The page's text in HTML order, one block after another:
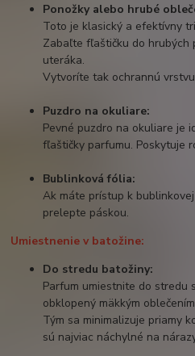
Ponožky alebo hrubé
Toto je klasický a efektívny
Zabaľte fľaštičku do hrubých
uteráka.
Vytvoríte tak ochrannú
Puzdro na okuliare:
Pevné puzdro na okuliare je
fľaštičky parfumu. Poskytuje
Bublinková fólia:
Ak máte prístup k
prelepte páskou.
Umiestnenie v batožine:
Do stredu batožiny:
Parfum umiestnite do stredu
obklopený mäkkým
Tým sa minimalizuje priamy
sú najviac náchylné na